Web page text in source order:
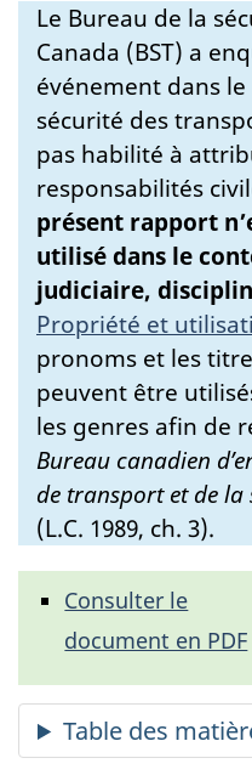
Le Bureau de la
Canada (BST) a
événement dans
sécurité des
pas habilité à
responsabilités
présent rapport
utilisé dans le
judiciaire,
Propriété et
pronoms et les
peuvent être
les genres afin de
Bureau canadien
de transport et de
(L.C. 1989, ch. 3).
Consulter le
document en PDF